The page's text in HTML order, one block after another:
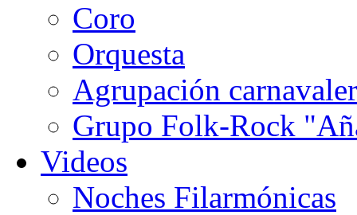
Coro
Orquesta
Agrupación
Grupo Folk-Rock
Videos
Noches Filarmónicas